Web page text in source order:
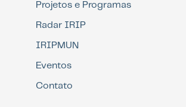
Projetos e Programas
Radar IRIP
IRIPMUN
Eventos
Contato